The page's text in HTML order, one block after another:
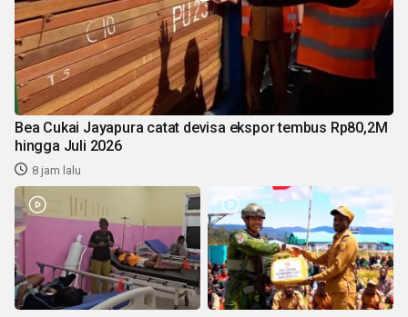
Bea Cukai Jayapura catat devisa ekspor tembus Rp80,2M
hingga Juli 2026
8 jam lalu